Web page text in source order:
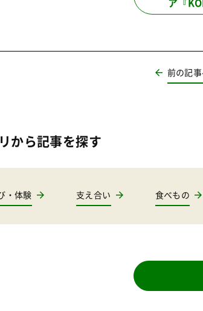
前の記
から記事を探す
・体験 支え合い 食べもの